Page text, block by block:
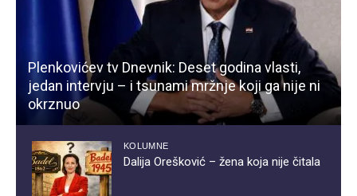
Plenkovićev tv Dnevnik: Deset godina vlasti,
jedan intervju – i tsunami mržnje koji ga nije ni
okrznuo
KOLUMNE
Dalija Orešković – žena koja nije čitala